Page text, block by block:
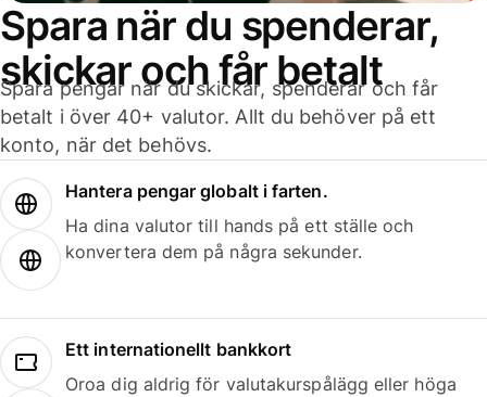
Spara när du spenderar,
skickar och får betalt
Spara pengar när du skickar, spenderar och får
betalt i över 40+ valutor. Allt du behöver på ett
konto, när det behövs.
Hantera pengar globalt i farten.
Ha dina valutor till hands på ett ställe och
konvertera dem på några sekunder.
Ett internationellt bankkort
Oroa dig aldrig för valutakurspålägg eller höga